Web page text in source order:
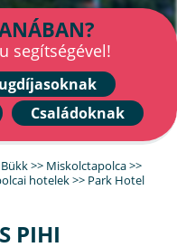
segítségével!
Családoknak
Bükk>> Miskolctapolca>>
hotelek>> Park Hotel
PIHI